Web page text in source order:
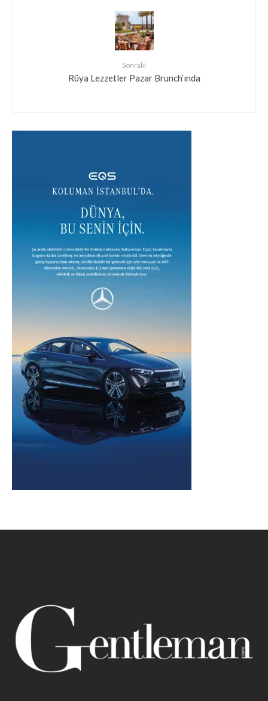
Sonraki
Rüya Lezzetler Pazar Brunch’ında